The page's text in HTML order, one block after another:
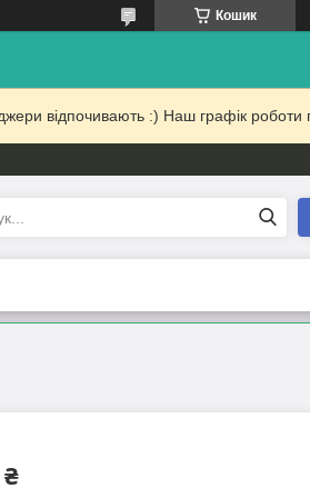
Кошик
відпочивають :) Наш графік роботи